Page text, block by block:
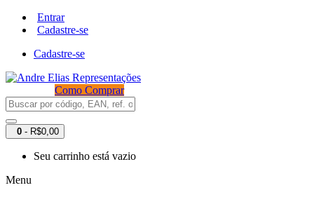
Entrar
Cadastre-se
Cadastre-se
Como Comprar
0 - R$0,00
Seu carrinho está vazio
Menu